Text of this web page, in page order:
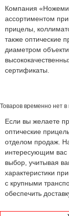
Компания
ассортиментом
прицелы,
также оптические
диаметром
сертификаты.
Товаров временно нет в
Если вы желаете
оптические
отделом продаж.
интересующим вас
выбор, учитывая
характеристики
с крупными
обеспечить